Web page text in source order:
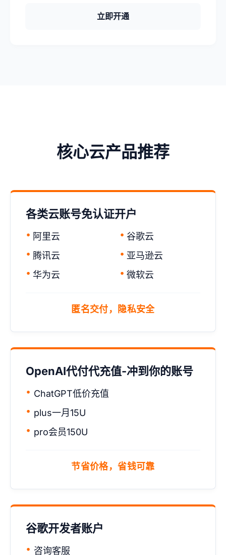
立即开通
核心云产品推荐
各类云账号免认证开户
阿里云
谷歌云
腾讯云
亚马逊云
华为云
微软云
匿名交付，隐私安全
OpenAI代付代充值-冲到你的账号
ChatGPT低价充值
plus一月15U
pro会员150U
节省价格，省钱可靠
谷歌开发者账户
咨询客服